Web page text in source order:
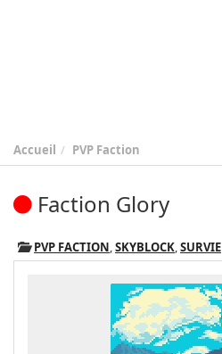
Accueil PVP Faction
Faction Glory
PVP FACTION,SKYBLOCK,SURVIE